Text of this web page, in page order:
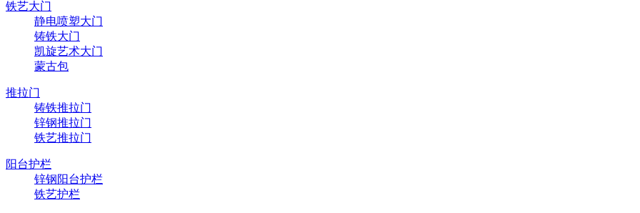
铁艺大门
静电喷塑大门
铸铁大门
凯旋艺术大门
蒙古包
推拉门
铸铁推拉门
锌钢推拉门
铁艺推拉门
阳台护栏
锌钢阳台护栏
铁艺护栏